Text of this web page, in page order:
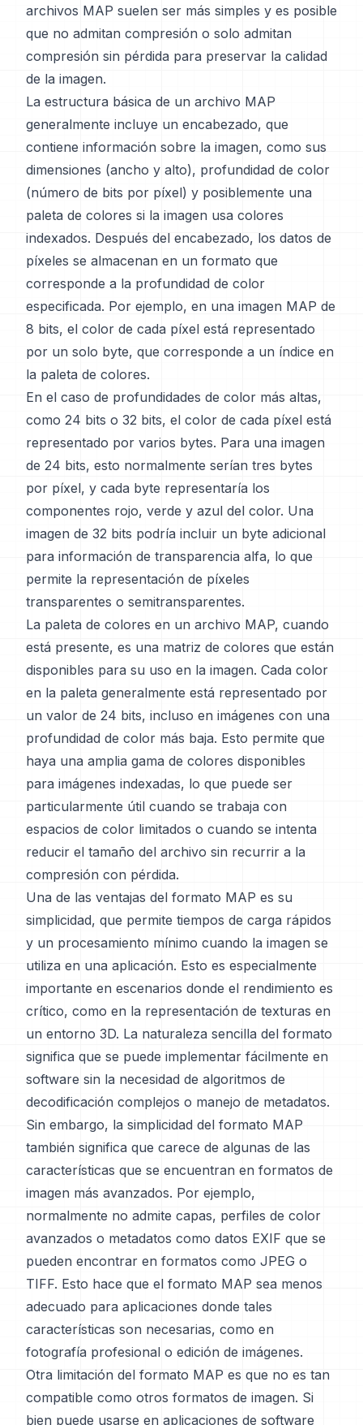
archivos MAP suelen ser más simples y es posible
que no admitan compresión o solo admitan
compresión sin pérdida para preservar la calidad
de la imagen.
La estructura básica de un archivo MAP
generalmente incluye un encabezado, que
contiene información sobre la imagen, como sus
dimensiones (ancho y alto), profundidad de color
(número de bits por píxel) y posiblemente una
paleta de colores si la imagen usa colores
indexados. Después del encabezado, los datos de
píxeles se almacenan en un formato que
corresponde a la profundidad de color
especificada. Por ejemplo, en una imagen MAP de
8 bits, el color de cada píxel está representado
por un solo byte, que corresponde a un índice en
la paleta de colores.
En el caso de profundidades de color más altas,
como 24 bits o 32 bits, el color de cada píxel está
representado por varios bytes. Para una imagen
de 24 bits, esto normalmente serían tres bytes
por píxel, y cada byte representaría los
componentes rojo, verde y azul del color. Una
imagen de 32 bits podría incluir un byte adicional
para información de transparencia alfa, lo que
permite la representación de píxeles
transparentes o semitransparentes.
La paleta de colores en un archivo MAP, cuando
está presente, es una matriz de colores que están
disponibles para su uso en la imagen. Cada color
en la paleta generalmente está representado por
un valor de 24 bits, incluso en imágenes con una
profundidad de color más baja. Esto permite que
haya una amplia gama de colores disponibles
para imágenes indexadas, lo que puede ser
particularmente útil cuando se trabaja con
espacios de color limitados o cuando se intenta
reducir el tamaño del archivo sin recurrir a la
compresión con pérdida.
Una de las ventajas del formato MAP es su
simplicidad, que permite tiempos de carga rápidos
y un procesamiento mínimo cuando la imagen se
utiliza en una aplicación. Esto es especialmente
importante en escenarios donde el rendimiento es
crítico, como en la representación de texturas en
un entorno 3D. La naturaleza sencilla del formato
significa que se puede implementar fácilmente en
software sin la necesidad de algoritmos de
decodificación complejos o manejo de metadatos.
Sin embargo, la simplicidad del formato MAP
también significa que carece de algunas de las
características que se encuentran en formatos de
imagen más avanzados. Por ejemplo,
normalmente no admite capas, perfiles de color
avanzados o metadatos como datos EXIF que se
pueden encontrar en formatos como JPEG o
TIFF. Esto hace que el formato MAP sea menos
adecuado para aplicaciones donde tales
características son necesarias, como en
fotografía profesional o edición de imágenes.
Otra limitación del formato MAP es que no es tan
compatible como otros formatos de imagen. Si
bien puede usarse en aplicaciones de software